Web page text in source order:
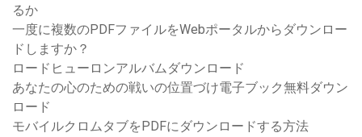
るか
一度に複数のPDFファイルをWebポータルからダウンロー
ドしますか？
ロードヒューロンアルバムダウンロード
あなたの心のための戦いの位置づけ電子ブック無料ダウン
ロード
モバイルクロムタブをPDFにダウンロードする方法